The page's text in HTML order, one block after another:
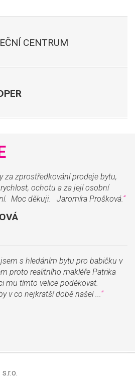
CENTRUM
za zprostředkování prodeje bytu,
ochotu a za její osobní
Moc děkuji. Jaromíra Prošková.“
s hledáním bytu pro babičku v
proto realitního makléře Patrika
mu tímto velice poděkovat.
v co nejkratší době našel ...“
s.r.o.